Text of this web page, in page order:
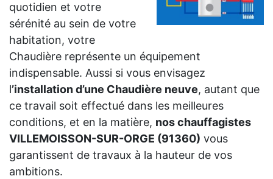
quotidien et votre
sérénité au sein de votre
habitation, votre
Chaudière représente un équipement
indispensable. Aussi si vous envisagez
l’installation d’une Chaudière neuve, autant que
ce travail soit effectué dans les meilleures
conditions, et en la matière, nos chauffagistes
VILLEMOISSON-SUR-ORGE (91360) vous
garantissent de travaux à la hauteur de vos
ambitions.